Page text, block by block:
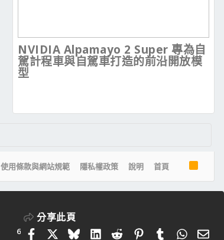
NVIDIA Alpamayo 2 Super 專為自
駕計程車與自駕車打造的前沿開放模
型
使用條款與網站規範 隱私權政策 說明 首頁
S
6
分享此頁
FacebookBlueskyLinkedIn
RedditPinterestTumblr 電